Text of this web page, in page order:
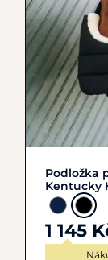
Podložka
Kentucky
1 145